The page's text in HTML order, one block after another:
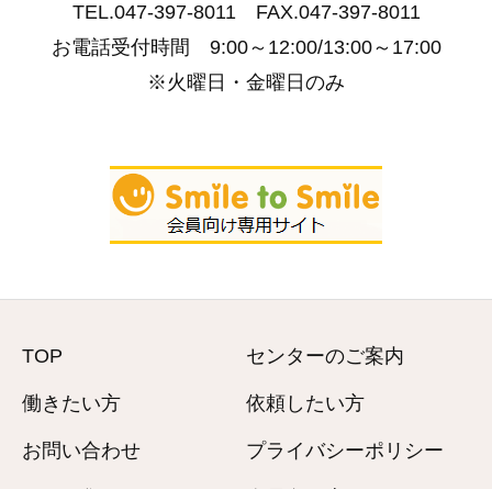
TEL.047-397-8011 FAX.047-397-8011
お電話受付時間 9:00～12:00/13:00～17:00
※火曜日・金曜日のみ
TOP センターのご案内
働きたい方 依頼したい方
お問い合わせ プライバシーポリシー